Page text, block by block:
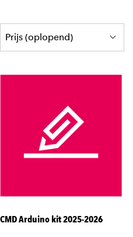
CMD Arduino kit 2025-2026